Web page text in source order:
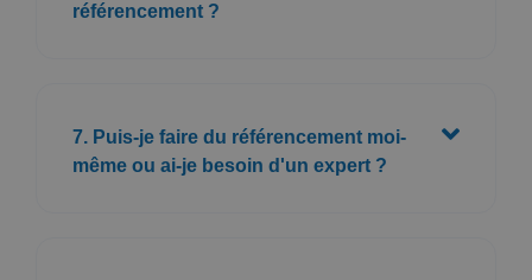
référencement ?
7. Puis-je faire du référencement moi-
même ou ai-je besoin d'un expert ?